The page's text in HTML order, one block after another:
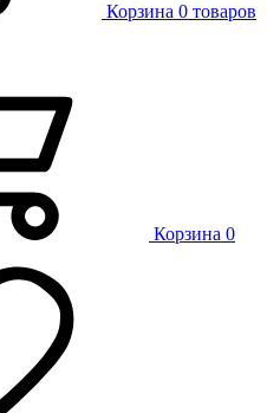
Корзина 0 товаров
Корзина 0